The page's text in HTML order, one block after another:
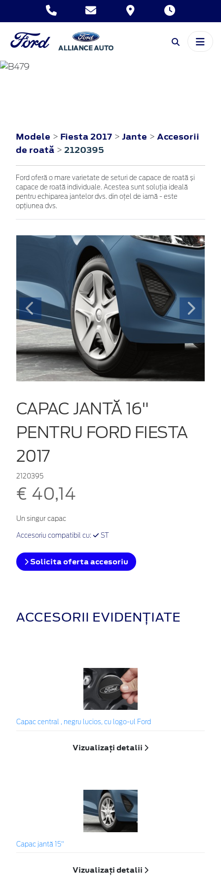
Modele > Fiesta 2017 > Jante > Accesorii
de roată > 2120395
Ford oferă o mare varietate de seturi de capace de roată și
capace de roată individuale. Acestea sunt soluția ideală
pentru echiparea jantelor dvs. din oțel de iarnă - este
opțiunea dvs.
CAPAC JANTĂ 16"
PENTRU FORD FIESTA
2017
2120395
€ 40,14
Un singur capac
Accesoriu compatibil cu: ST
Solicita oferta accesoriu
ACCESORII EVIDENȚIATE
Capac central , negru lucios, cu logo-ul Ford
Vizualizați detalii
Capac jantă 15"
Vizualizați detalii